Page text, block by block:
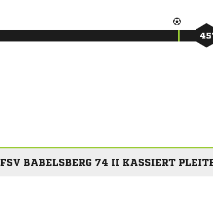
45’
FSV BABELSBERG 74 II KASSIERT